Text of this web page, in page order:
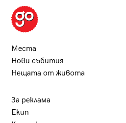
Места
Нови събития
Нещата от живота
За реклама
Екип